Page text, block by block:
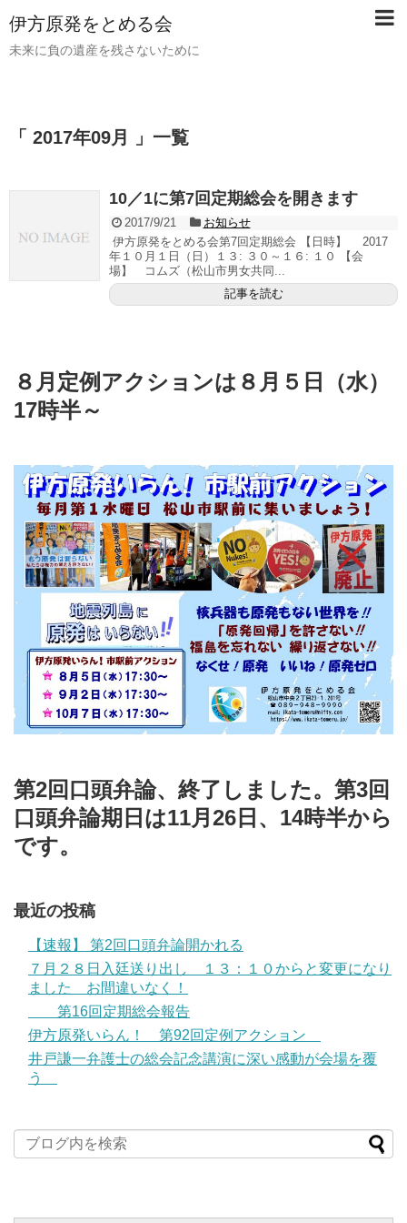
伊方原発をとめる会
未来に負の遺産を残さないために
「 2017年09月 」一覧
10／1に第7回定期総会を開きます
2017/9/21
お知らせ
伊方原発をとめる会第7回定期総会 【日時】 2017
年１０月１日（日）１３: ３０～１６: １０ 【会
場】 コムズ（松山市男女共同...
記事を読む
８月定例アクションは８月５日（水）
17時半～
第2回口頭弁論、終了しました。第3回
口頭弁論期日は11月26日、14時半から
です。
最近の投稿
【速報】 第2回口頭弁論開かれる
７月２８日入廷送り出し １３：１０からと変更になり
ました お間違いなく！
第16回定期総会報告
伊方原発いらん！ 第92回定例アクション
井戸謙一弁護士の総会記念講演に深い感動が会場を覆
う